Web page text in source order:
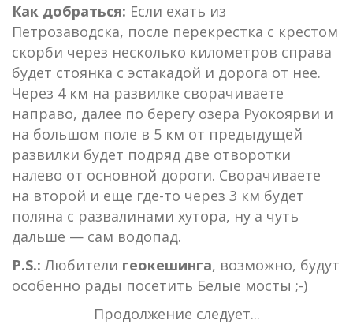
Как добраться: Если ехать из
Петрозаводска, после перекрестка с крестом
скорби через несколько километров справа
будет стоянка с эстакадой и дорога от нее.
Через 4 км на развилке сворачиваете
направо, далее по берегу озера Руокоярви и
на большом поле в 5 км от предыдущей
развилки будет подряд две отворотки
налево от основной дороги. Сворачиваете
на второй и еще где-то через 3 км будет
поляна с развалинами хутора, ну а чуть
дальше — сам водопад.
P.S.: Любители геокешинга, возможно, будут
особенно рады посетить Белые мосты ;-)
Продолжение следует...